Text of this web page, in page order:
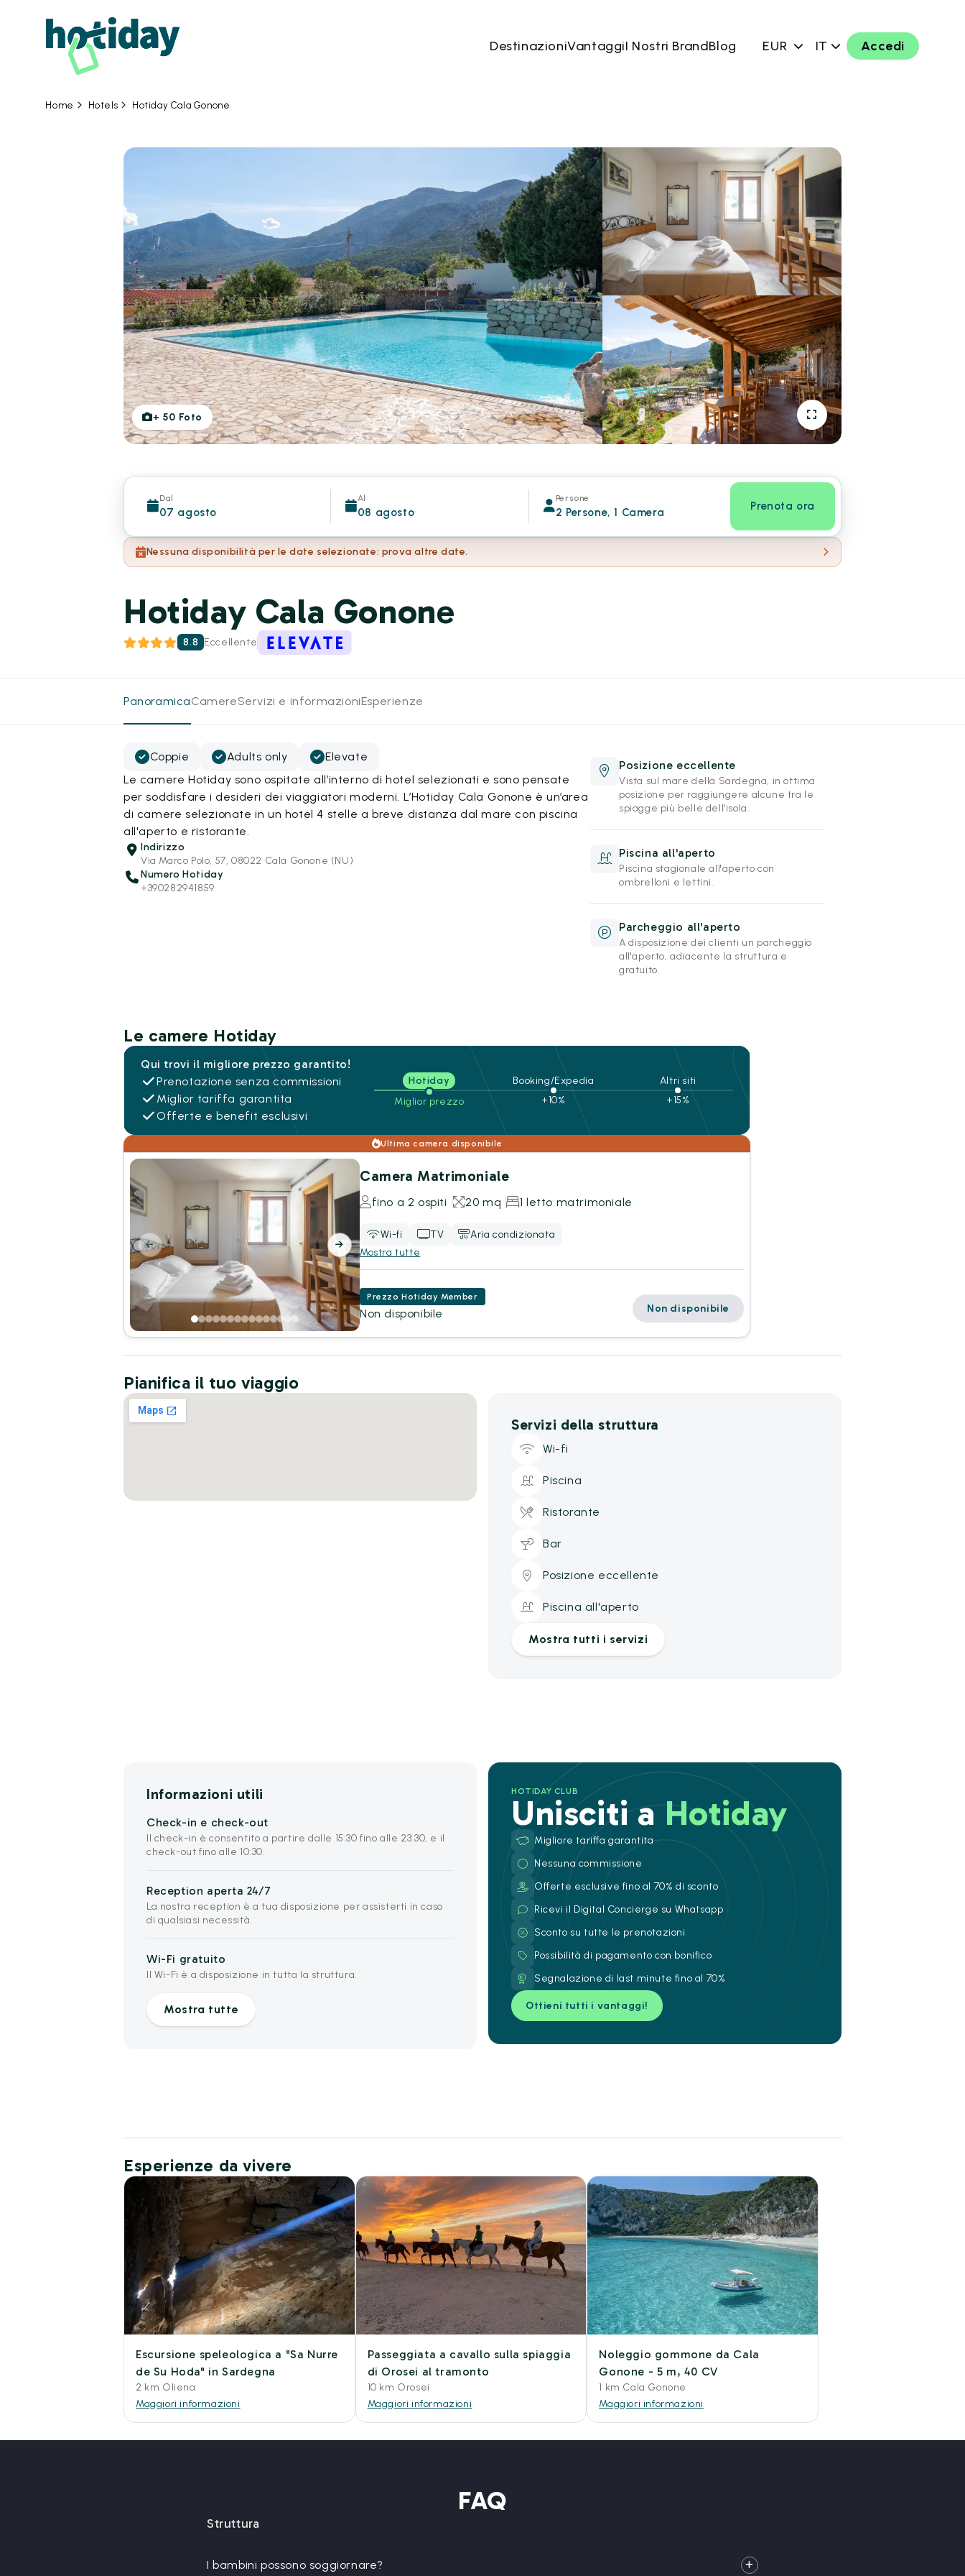
DestinazioniVantaggiI Nostri BrandBlog EUR IT Accedi
Home Hotels Hotiday Cala Gonone
+ 50 Foto
Dal
07 agosto
Al
08 agosto
Persone
2 Persone, 1 Camera Prenota ora
Nessuna disponibilità per le date selezionate: prova altre date.
Hotiday Cala Gonone
8.8 Eccellente
PanoramicaCamereServizi e informazioniEsperienze
Coppie Adults only
Elevate
Le camere Hotiday sono ospitate all’interno di hotel selezionati e sono pensate
per soddisfare i desideri dei viaggiatori moderni. L’Hotiday Cala Gonone è un’area
di camere selezionate in un hotel 4 stelle a breve distanza dal mare con piscina
all'aperto e ristorante.
Indirizzo
Via Marco Polo, 57, 08022 Cala Gonone (NU)
Numero Hotiday
+390282941859
Posizione eccellente
Vista sul mare della Sardegna, in ottima
posizione per raggiungere alcune tra le
spiagge più belle dell'isola.
Piscina all'aperto
Piscina stagionale all'aperto con
ombrelloni e lettini.
Parcheggio all'aperto
A disposizione dei clienti un parcheggio
all'aperto, adiacente la struttura e
gratuito.
Le camere Hotiday
Qui trovi il migliore prezzo garantito!
Prenotazione senza commissioni
Miglior tariffa garantita
Offerte e benefit esclusivi
Hotiday
Miglior prezzo
Booking/Expedia
+10%
Altri siti
+15%
Ultima camera disponibile
Camera Matrimoniale
fino a 2 ospiti 20 mq 1 letto matrimoniale
Wi-fi TV
Aria condizionata
Mostra tutte
Prezzo Hotiday Member
Non disponibile Non disponibile
Pianifica il tuo viaggio
Servizi della struttura
Wi-fi
Piscina
Ristorante
Bar
Posizione eccellente
Piscina all'aperto
Mostra tutti i servizi
Informazioni utili
Check-in e check-out
Il check-in è consentito a partire dalle 15:30 fino alle 23:30, e il
check-out fino alle 10:30.
Reception aperta 24/7
La nostra reception è a tua disposizione per assisterti in caso
di qualsiasi necessità.
Wi-Fi gratuito
Il Wi-Fi è a disposizione in tutta la struttura.
Mostra tutte
HOTIDAY CLUB
Unisciti aHotiday
Migliore tariffa garantita
Nessuna commissione
Offerte esclusive fino al 70% di sconto
Ricevi il Digital Concierge su Whatsapp
Sconto su tutte le prenotazioni
Possibilità di pagamento con bonifico
Segnalazione di last minute fino al 70%
Ottieni tutti i vantaggi!
Esperienze da vivere
Escursione speleologica a "Sa Nurre
de Su Hoda" in Sardegna
2 km Oliena
Maggiori informazioni
Passeggiata a cavallo sulla spiaggia
di Orosei al tramonto
10 km Orosei
Maggiori informazioni
Noleggio gommone da Cala
Gonone - 5 m, 40 CV
1 km Cala Gonone
Maggiori informazioni
FAQ
Struttura
I bambini possono soggiornare?